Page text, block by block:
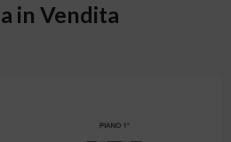
in Vendita